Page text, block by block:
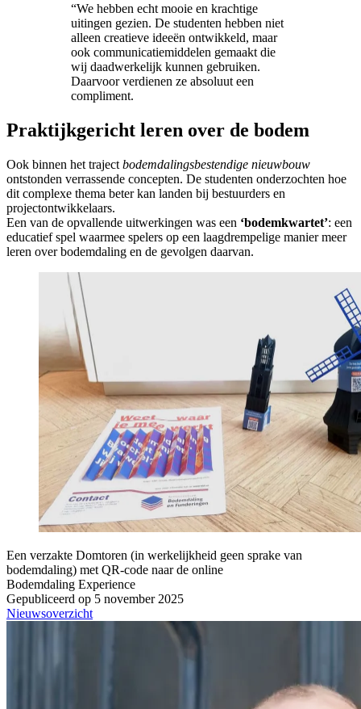
“We hebben echt mooie en krachtige
uitingen gezien. De studenten hebben niet
alleen creatieve ideeën ontwikkeld, maar
ook communicatiemiddelen gemaakt die
wij daadwerkelijk kunnen gebruiken.
Daarvoor verdienen ze absoluut een
compliment.
Praktijkgericht leren over de bodem
Ook binnen het traject bodemdalingsbestendige nieuwbouw
ontstonden verrassende concepten. De studenten onderzochten hoe
dit complexe thema beter kan landen bij bestuurders en
projectontwikkelaars.
Een van de opvallende uitwerkingen was een ‘bodemkwartet’: een
educatief spel waarmee spelers op een laagdrempelige manier meer
leren over bodemdaling en de gevolgen daarvan.
Een verzakte Domtoren (in werkelijkheid geen sprake van
bodemdaling) met QR-code naar de online
Bodemdaling Experience
Gepubliceerd op 5 november 2025
Nieuwsoverzicht